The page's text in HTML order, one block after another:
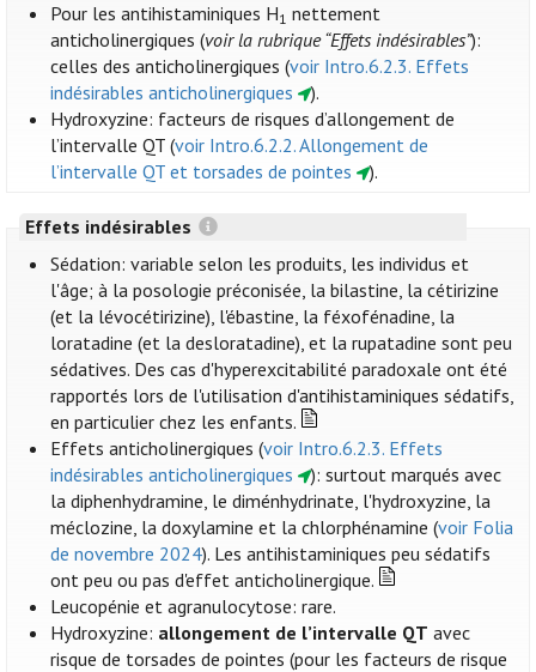
Pour les antihistaminiques H1 nettement
anticholinergiques (voir la rubrique “Effets indésirables”):
celles des anticholinergiques (voir Intro.6.2.3. Effets
indésirables anticholinergiques
).
Hydroxyzine: facteurs de risques d’allongement de
l’intervalle QT (voir Intro.6.2.2. Allongement de
l’intervalle QT et torsades de pointes
).
Effets indésirables
Sédation: variable selon les produits, les individus et
l'âge; à la posologie préconisée, la bilastine, la cétirizine
(et la lévocétirizine), l'ébastine, la féxofénadine, la
loratadine (et la desloratadine), et la rupatadine sont peu
sédatives. Des cas d'hyperexcitabilité paradoxale ont été
rapportés lors de l'utilisation d'antihistaminiques sédatifs,
en particulier chez les enfants.
Effets anticholinergiques (voir Intro.6.2.3. Effets
indésirables anticholinergiques
): surtout marqués avec
la diphenhydramine, le diménhydrinate, l'hydroxyzine, la
méclozine, la doxylamine et la chlorphénamine (voir Folia
de novembre 2024). Les antihistaminiques peu sédatifs
ont peu ou pas d'effet anticholinergique.
Leucopénie et agranulocytose: rare.
Hydroxyzine: allongement de l’intervalle QT avec
risque de torsades de pointes (pour les facteurs de risque